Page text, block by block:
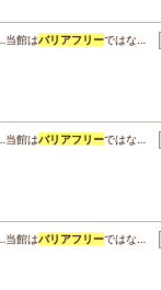
当館はバリアフリーではな…
当館はバリアフリーではな…
当館はバリアフリーではな…